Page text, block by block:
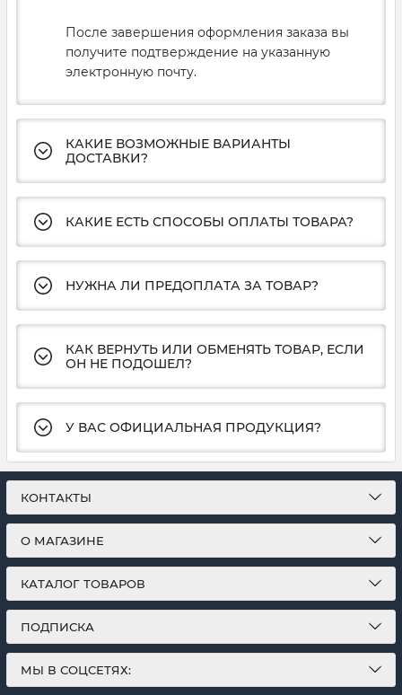
После завершения оформления заказа вы
получите подтверждение на указанную
электронную почту.
КАКИЕ ВОЗМОЖНЫЕ ВАРИАНТЫ
ДОСТАВКИ?
КАКИЕ ЕСТЬ СПОСОБЫ ОПЛАТЫ ТОВАРА?
НУЖНА ЛИ ПРЕДОПЛАТА ЗА ТОВАР?
КАК ВЕРНУТЬ ИЛИ ОБМЕНЯТЬ ТОВАР, ЕСЛИ
ОН НЕ ПОДОШЕЛ?
У ВАС ОФИЦИАЛЬНАЯ ПРОДУКЦИЯ?
КОНТАКТЫ
О МАГАЗИНЕ
КАТАЛОГ ТОВАРОВ
ПОДПИСКА
МЫ В СОЦСЕТЯХ: